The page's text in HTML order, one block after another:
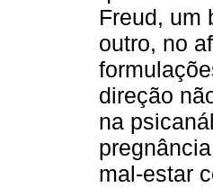
Freud, um
outro, no
direção
na
mal-estar